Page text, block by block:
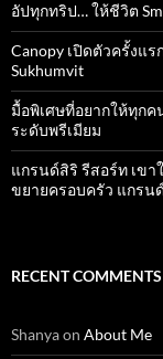
อัปทุกทริป… ให้ชีวิต
Canopy เปิดตัวครั้งแร
Sukhumvit
มื้อพิเศษที่อยากให้ทุกค
ระดับพรีเมียม
แกรนด์สิริ​ รีสอร์ท​ เข
ขยายครอบครัว แกรน
RECENT COMMENTS
Shanyaon About Me